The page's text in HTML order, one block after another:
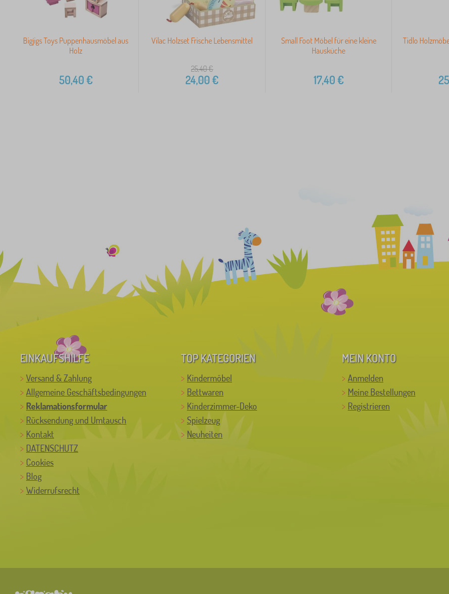
Bigjigs Toys Puppenhausmöbel aus
Holz
50,40€
Vilac Holzset Frische Lebensmittel
25,40€
24,00€
Small Foot Möbel für eine kleine
Hausküche
17,40€
Tidlo
EINKAUFSHILFE
Versand & Zahlung
Allgemeine Geschäftsbedingungen
Reklamationsformular
Rücksendung und Umtausch
Kontakt
DATENSCHUTZ
Cookies
Blog
Widerrufsrecht
TOP KATEGORIEN
Kindermöbel
Bettwaren
Kinderzimmer-Deko
Spielzeug
Neuheiten
MEIN KONTO
Anmelden
Meine Bestellungen
Registrieren